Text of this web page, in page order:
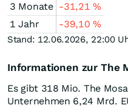
3 Monate -31,21%
1 Jahr
-39,10%
Stand: 12.06.2026, 22:00
Informationen zur The
Es gibt 318 Mio. The
Unternehmen 6,24 Mrd.